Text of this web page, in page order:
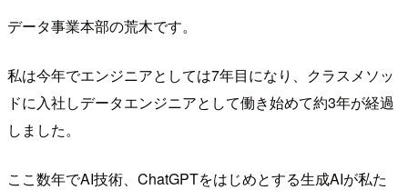
データ事業本部の荒木です。
私は今年でエンジニアとしては7年目になり、クラスメソッ
ドに入社しデータエンジニアとして働き始めて約3年が経過
しました。
ここ数年でAI技術、ChatGPTをはじめとする生成AIが私た